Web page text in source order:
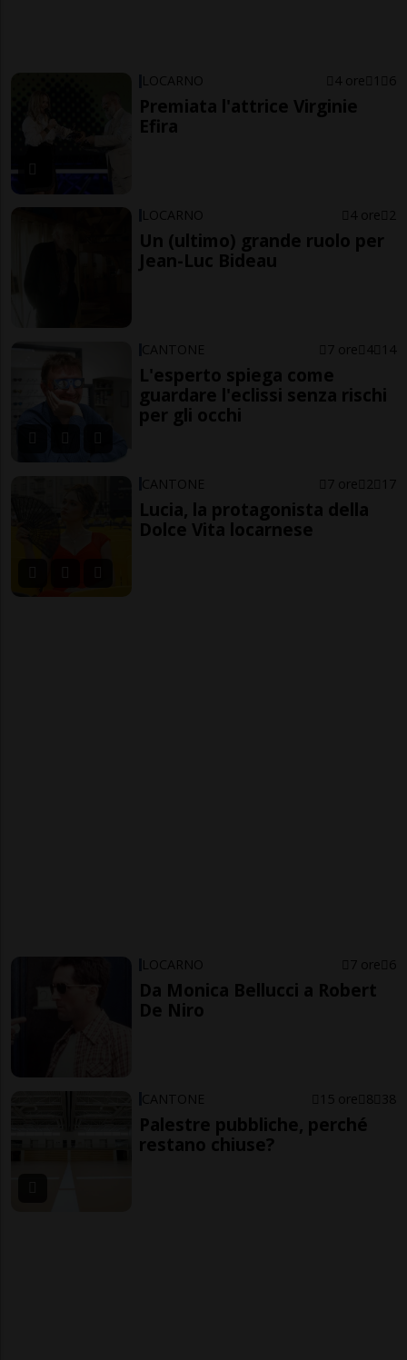
LOCARNO 4 ore 1 6
Premiata l'attrice Virginie
Efira
LOCARNO 4 ore 2
Un (ultimo) grande ruolo per
Jean-Luc Bideau
CANTONE 7 ore 4 14
L'esperto spiega come
guardare l'eclissi senza rischi
per gli occhi
CANTONE 7 ore 2 17
Lucia, la protagonista della
Dolce Vita locarnese
LOCARNO 7 ore 6
Da Monica Bellucci a Robert
De Niro
CANTONE 15 ore 8 38
Palestre pubbliche, perché
restano chiuse?